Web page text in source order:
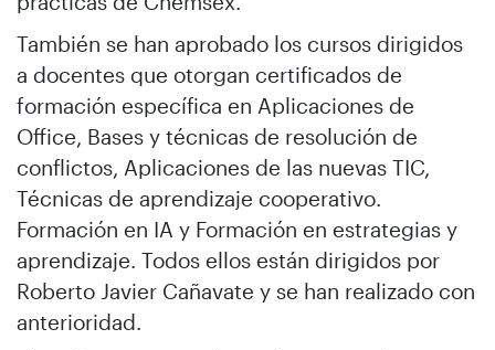
También se han aprobado los cursos dirigidos
a docentes que otorgan certificados de
formación específica en Aplicaciones de
Office, Bases y técnicas de resolución de
conflictos, Aplicaciones de las nuevas TIC,
Técnicas de aprendizaje cooperativo.
Formación en IA y Formación en estrategias y
aprendizaje. Todos ellos están dirigidos por
Roberto Javier Cañavate y se han realizado con
anterioridad.